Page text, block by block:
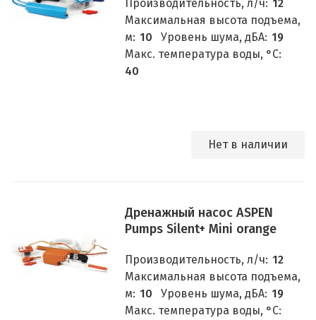
Производительность, л/ч: 12
Максимальная высота подъема,
м: 10 Уровень шума, дБА: 19
Макс. температура воды, °C:
40
Нет в наличии
Дренажный насос ASPEN
Pumps Silent+ Mini orange
Производительность, л/ч: 12
Максимальная высота подъема,
м: 10 Уровень шума, дБА: 19
Макс. температура воды, °C: